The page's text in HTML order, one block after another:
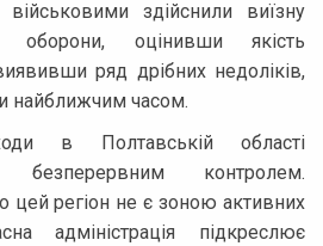
здійснили виїзну
оборони, оцінивши якість
ряд дрібних недоліків,
найближчим часом.
в Полтавській області
безперервним контролем.
регіон не є зоною активних
адміністрація підкреслює